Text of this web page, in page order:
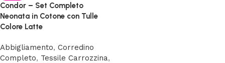
Condor – Set Completo
Neonata in Cotone con Tulle
Colore Latte
Abbigliamento, Corredino
Completo, Tessile Carrozzina,